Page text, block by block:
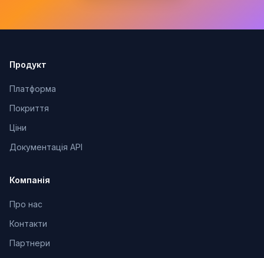
Продукт
Платформа
Покриття
Ціни
Документація API
Компанія
Про нас
Контакти
Партнери